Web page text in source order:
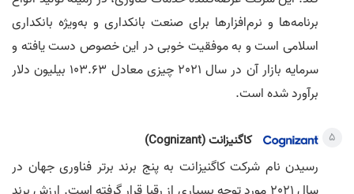
برنامه‌ها و نرم‌افزارها برای صنعت بانکداری و به‌ویژه بانکداری
اسلامی است و به موفقیت خوبی در این خصوص دست یافته و
سرمایه بازار آن در سال 2021 چیزی معادل 103.63 بیلیون دلار
برآورد شده است.
کاگنیزانت (Cognizant)
رسیدن نام شرکت کاگنیزانت به پنج برند برتر فناوری جهان در